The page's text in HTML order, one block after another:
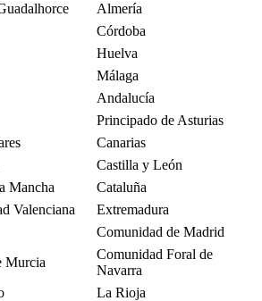
Almería
Córdoba
Huelva
Málaga
Andalucía
Principado de Asturias
Canarias
Castilla y León
Mancha
Cataluña
Valenciana
Extremadura
Comunidad de Madrid
Murcia
Comunidad Foral de
Navarra
La Rioja